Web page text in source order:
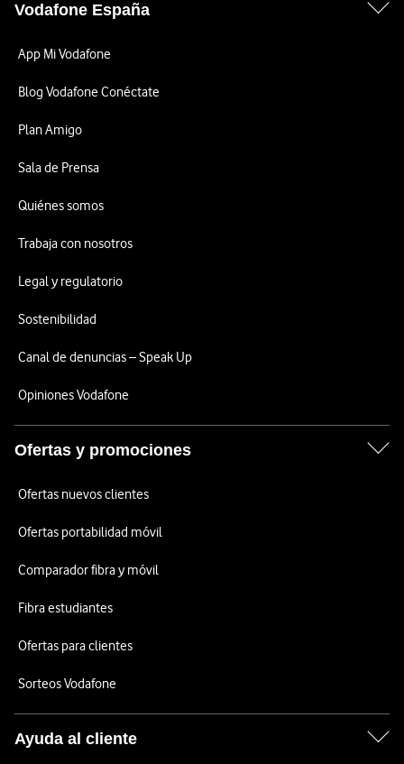
Vodafone España
App Mi Vodafone
Blog Vodafone Conéctate
Plan Amigo
Sala de Prensa
Quiénes somos
Trabaja con nosotros
Legal y regulatorio
Sostenibilidad
Canal de denuncias – Speak Up
Opiniones Vodafone
Ofertas y promociones
Ofertas nuevos clientes
Ofertas portabilidad móvil
Comparador fibra y móvil
Fibra estudiantes
Ofertas para clientes
Sorteos Vodafone
Ayuda al cliente